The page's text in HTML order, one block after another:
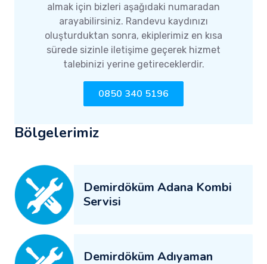
almak için bizleri aşağıdaki numaradan
arayabilirsiniz. Randevu kaydınızı
oluşturduktan sonra, ekiplerimiz en kısa
sürede sizinle iletişime geçerek hizmet
talebinizi yerine getireceklerdir.
0850 340 5196
Bölgelerimiz
Demirdöküm Adana Kombi
Servisi
Demirdöküm Adıyaman